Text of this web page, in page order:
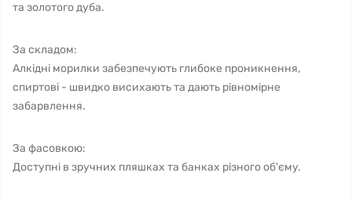
та золотого дуба.
За складом:
Алкідні морилки забезпечують глибоке проникнення,
спиртові - швидко висихають та дають рівномірне
забарвлення.
За фасовкою:
Доступні в зручних пляшках та банках різного об'єму.